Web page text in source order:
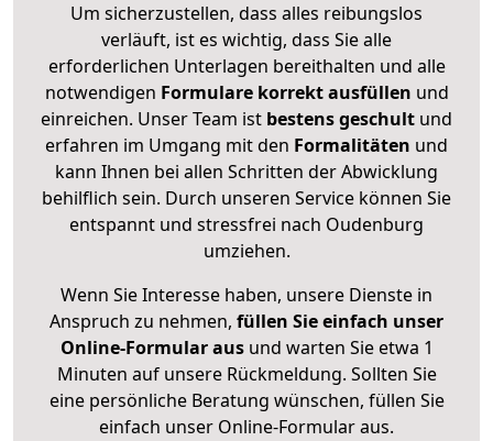
Um sicherzustellen, dass alles reibungslos
verläuft, ist es wichtig, dass Sie alle
erforderlichen Unterlagen bereithalten und alle
notwendigen Formulare korrekt ausfüllen und
einreichen. Unser Team ist bestens geschult und
erfahren im Umgang mit den Formalitäten und
kann Ihnen bei allen Schritten der Abwicklung
behilflich sein. Durch unseren Service können Sie
entspannt und stressfrei nach Oudenburg
umziehen.
Wenn Sie Interesse haben, unsere Dienste in
Anspruch zu nehmen, füllen Sie einfach unser
Online-Formular ausund warten Sie etwa 1
Minuten auf unsere Rückmeldung. Sollten Sie
eine persönliche Beratung wünschen, füllen Sie
einfach unser Online-Formular aus.